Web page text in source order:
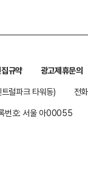
규약
광고제휴문의
럴파크 타워동)
전
번호: 서울 아00055